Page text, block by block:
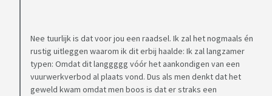
Nee tuurlijk is dat voor jou een raadsel. Ik zal het nogmaals én
rustig uitleggen waarom ik dit erbij haalde: Ik zal langzamer
typen: Omdat dit langgggg vóór het aankondigen van een
vuurwerkverbod al plaats vond. Dus als men denkt dat het
geweld kwam omdat men boos is dat er straks een